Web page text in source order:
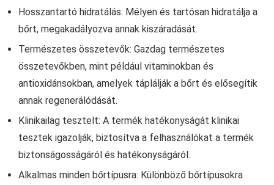
Hosszantartó hidratálás: Mélyen és tartósan hidratálja a
bőrt, megakadályozva annak kiszáradását.
Természetes összetevők: Gazdag természetes
összetevőkben, mint például vitaminokban és
antioxidánsokban, amelyek táplálják a bőrt és elősegítik
annak regenerálódását.
Klinikailag tesztelt: A termék hatékonyságát klinikai
tesztek igazolják, biztosítva a felhasználókat a termék
biztonságosságáról és hatékonyságáról.
Alkalmas minden bőrtípusra: Különböző bőrtípusokra